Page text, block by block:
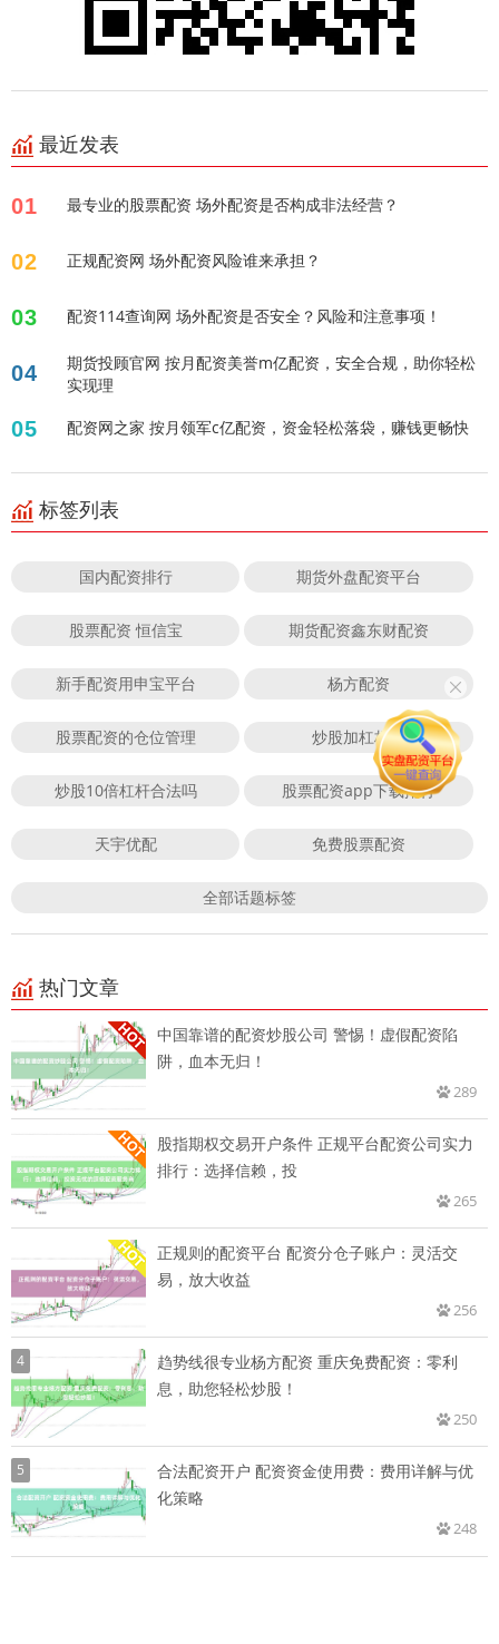
最近发表
01 最专业的股票配资 场外配资是否构成非法经营？
02 正规配资网 场外配资风险谁来承担？
03 配资114查询网 场外配资是否安全？风险和注意事项！
04
期货投顾官网 按月配资美誉m亿配资，安全合规，助你轻松
实现理
05 配资网之家 按月领军c亿配资，资金轻松落袋，赚钱更畅快
标签列表
国内配资排行 期货外盘配资平台
股票配资 恒信宝 期货配资鑫东财配资
新手配资用申宝平台 杨方配资
股票配资的仓位管理 炒股加杠杆吗
炒股10倍杠杆合法吗 股票配资app下载排行
天宇优配 免费股票配资
全部话题标签
热门文章
中国靠谱的配资炒股公司 警惕！虚假配资陷
阱，血本无归！
289
股指期权交易开户条件 正规平台配资公司实力
排行：选择信赖，投
265
正规则的配资平台 配资分仓子账户：灵活交
易，放大收益
256
4
趋势线很专业杨方配资 重庆免费配资：零利
息，助您轻松炒股！
250
5
合法配资开户 配资资金使用费：费用详解与优
化策略
248